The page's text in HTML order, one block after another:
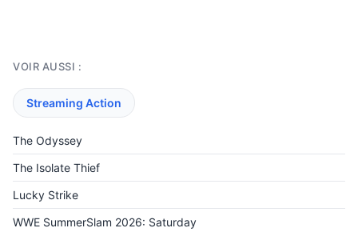
VOIR AUSSI :
Streaming Action
The Odyssey
The Isolate Thief
Lucky Strike
WWE SummerSlam 2026: Saturday